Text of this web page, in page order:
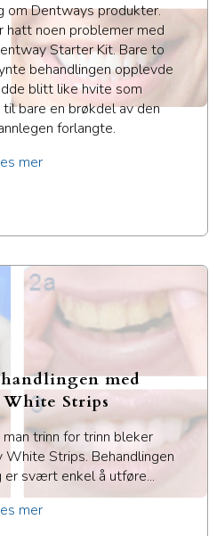
om Dentways produkter.
hatt noen problemer med
Starter Kit. Bare to
behandlingen opplevde
blitt like hvite som
bare en brøkdel av den
forlangte.
mer
med
Strips
trinn for trinn bleker
Strips. Behandlingen
er svært enkel å utføre...
mer